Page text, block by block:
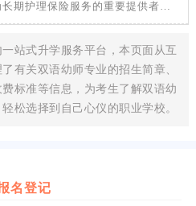
期护理保险服务的重要提供者，
站式升学服务平台，本页面从互
有关双语幼师专业的招生简章、
标准等信息，为考生了解双语幼
松选择到自己心仪的职业学校。
名登记